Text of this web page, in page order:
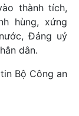
thành tích,
hùng, xứng
Đảng uỷ
dân.
Bộ Công an